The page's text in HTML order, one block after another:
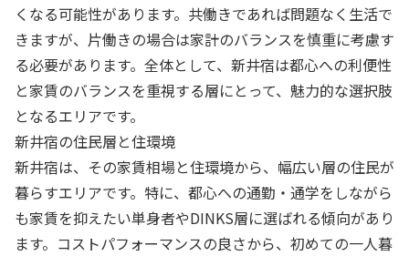
くなる可能性があります。共働きであれば問題なく生活で
きますが、片働きの場合は家計のバランスを慎重に考慮す
る必要があります。全体として、新井宿は都心への利便性
と家賃のバランスを重視する層にとって、魅力的な選択肢
となるエリアです。
新井宿の住民層と住環境
新井宿は、その家賃相場と住環境から、幅広い層の住民が
暮らすエリアです。特に、都心への通勤・通学をしながら
も家賃を抑えたい単身者やDINKS層に選ばれる傾向があり
ます。コストパフォーマンスの良さから、初めての一人暮